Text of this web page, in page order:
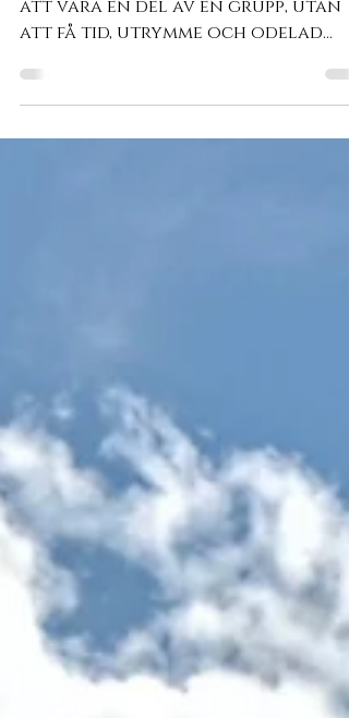
Ibland är det mest värdefulla inte
att få tid, utrymme och odelad
uppmärksamhet. Därför erbjuder vi
nu möjligheten att komma som VIP-